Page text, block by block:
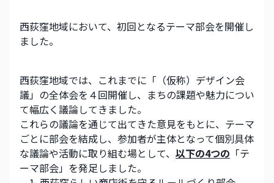
西荻窪地域において、初回となるテーマ部会を開催し
ました。
西荻窪地域では、これまでに「（仮称）デザイン会
議」の全体会を４回開催し、まちの課題や魅力につい
て幅広く議論してきました。
これらの議論を通じて出てきた意見をもとに、テーマ
ごとに部会を結成し、参加者が主体となって個別具体
な議論や活動に取り組む場として、 以下の4つの 「テ
ーマ部会」を発足しました。